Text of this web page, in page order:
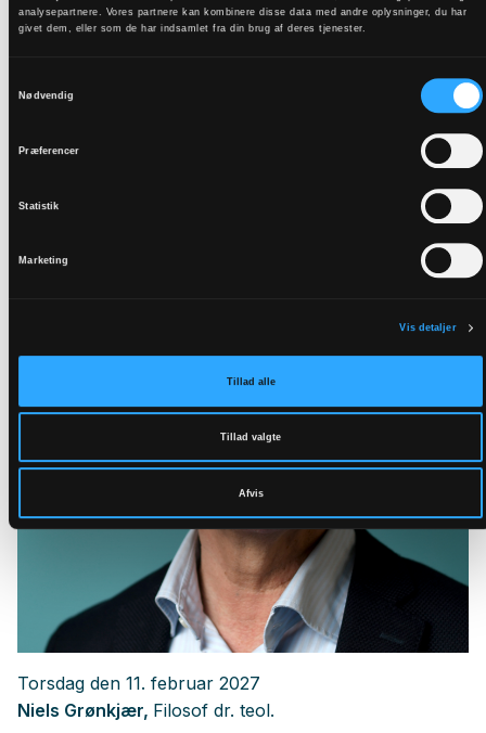
analysepartnere. Vores partnere kan kombinere disse data med andre oplysninger, du har
givet dem, eller som de har indsamlet fra din brug af deres tjenester.
Nødvendig
Præferencer
Statistik
Marketing
Vis detaljer
Tillad alle
Tillad valgte
Afvis
mennesker gøres overflødige eller mister en
Kan vi forstå det gode uden samtidig at forstå
Torsdag den 11. februar 2027
Niels Grønkjær, Filosof dr. teol.